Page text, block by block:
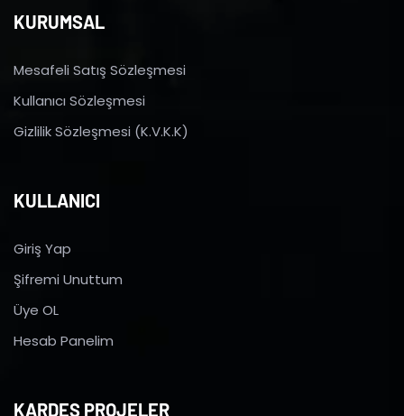
KURUMSAL
Mesafeli Satış Sözleşmesi
Kullanıcı Sözleşmesi
Gizlilik Sözleşmesi (K.V.K.K)
KULLANICI
Giriş Yap
Şifremi Unuttum
Üye OL
Hesab Panelim
KARDEŞ PROJELER